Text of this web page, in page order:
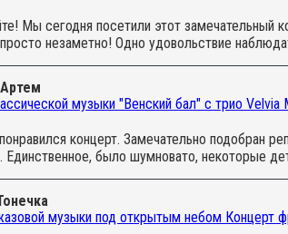
Мы сегодня посетили этот замечательный
незаметно! Одно удовольствие
музыки "Венский бал" с трио Velvia
концерт. Замечательно подобран
Единственное, было шумновато, некоторые
музыки под открытым небом Концерт